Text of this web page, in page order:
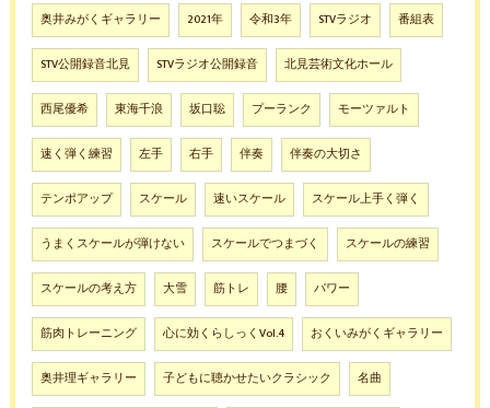
奥井みがくギャラリー 2021年 令和3年 STVラジオ 番組表
STV公開録音北見 STVラジオ公開録音 北見芸術文化ホール
西尾優希 東海千浪 坂口聡 プーランク モーツァルト
速く弾く練習 左手 右手 伴奏 伴奏の大切さ
テンポアップ スケール 速いスケール スケール上手く弾く
うまくスケールが弾けない スケールでつまづく スケールの練習
スケールの考え方 大雪 筋トレ 腰 パワー
筋肉トレーニング 心に効くらしっくVol.4 おくいみがくギャラリー
奥井理ギャラリー 子どもに聴かせたいクラシック 名曲